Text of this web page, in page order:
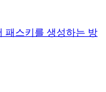
패스키를 생성하는 방